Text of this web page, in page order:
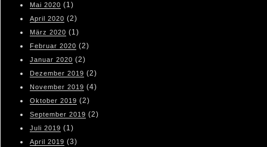
Mai 2020 (1)
April 2020 (2)
März 2020 (1)
Februar 2020 (2)
Januar 2020 (2)
Dezember 2019 (2)
November 2019 (4)
Oktober 2019 (2)
September 2019 (2)
Juli 2019 (1)
April 2019 (3)